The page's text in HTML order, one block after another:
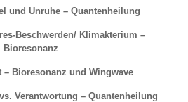
und Unruhe – Quantenheilung
Beschwerden/ Klimakterium –
Bioresonanz
Bioresonanz und Wingwave
Verantwortung – Quantenheilung